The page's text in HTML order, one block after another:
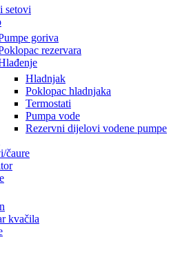
setovi
goriva
rezervara
Hladnjak
Poklopac hladnjaka
Termostati
Pumpa vode
Rezervni dijelovi vodene pumpe
čaure
kvačila